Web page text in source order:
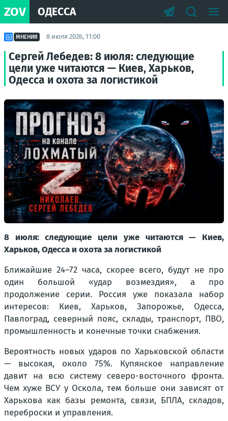
ZOV ОДЕССА
МНЕНИЯ 8 июля 2026, 11:00
Сергей Лебедев: 8 июля: следующие
цели уже читаются — Киев, Харьков,
Одесса и охота за логистикой
8 июля: следующие цели уже читаются — Киев,
Харьков, Одесса и охота за логистикой
Ближайшие 24–72 часа, скорее всего, будут не про
один большой «удар возмездия», а про
продолжение серии. Россия уже показала набор
интересов: Киев, Харьков, Запорожье, Одесса,
Павлоград, северный пояс, склады, транспорт, ПВО,
промышленность и конечные точки снабжения.
Вероятность новых ударов по Харьковской области
— высокая, около 75%. Купянское направление
давит на всю систему северо-восточного фронта.
Чем хуже ВСУ у Оскола, тем больше они зависят от
Харькова как базы ремонта, связи, БПЛА, складов,
переброски и управления.